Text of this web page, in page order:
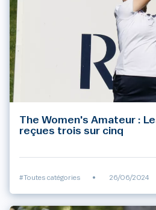
The Women's Amateur :
reçues trois sur cinq
#Toutes catégories • 26/06/2024